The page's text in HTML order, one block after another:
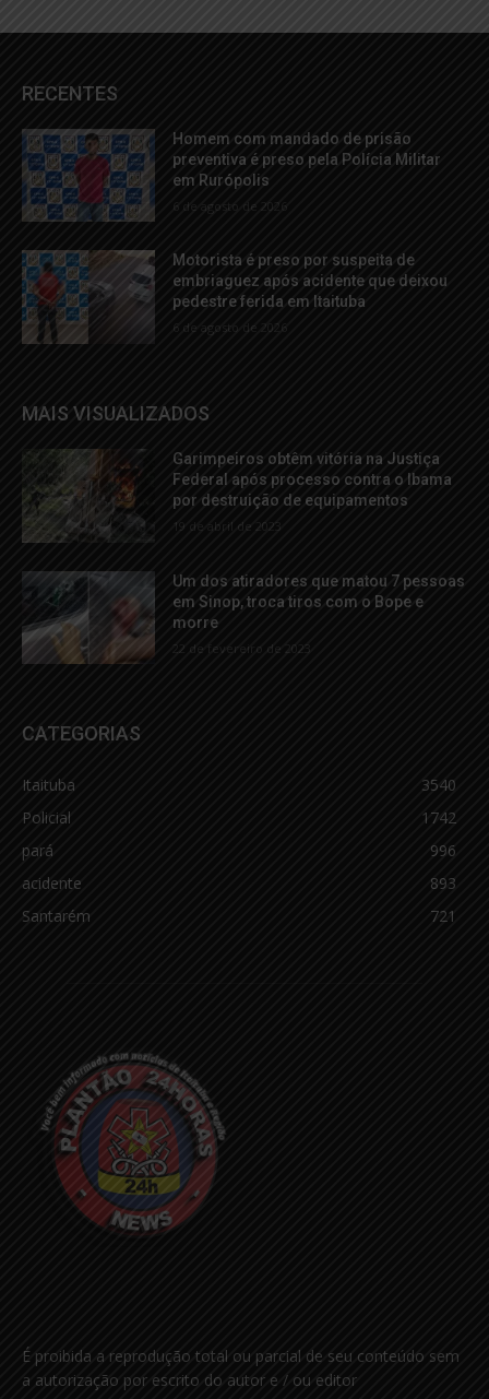
RECENTES
Homem com mandado de prisão
preventiva é preso pela Polícia Militar
em Rurópolis
6 de agosto de 2026
Motorista é preso por suspeita de
embriaguez após acidente que deixou
pedestre ferida em Itaituba
6 de agosto de 2026
MAIS VISUALIZADOS
Garimpeiros obtêm vitória na Justiça
Federal após processo contra o Ibama
por destruição de equipamentos
19 de abril de 2023
Um dos atiradores que matou 7 pessoas
em Sinop, troca tiros com o Bope e
morre
22 de fevereiro de 2023
CATEGORIAS
Itaituba
3540
Policial
1742
pará
996
acidente
893
Santarém
721
É proibida a reprodução total ou parcial de seu conteúdo sem
a autorização por escrito do autor e / ou editor